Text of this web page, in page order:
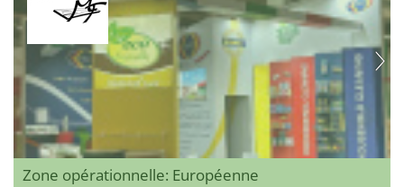
Zone opérationnelle: Européenne